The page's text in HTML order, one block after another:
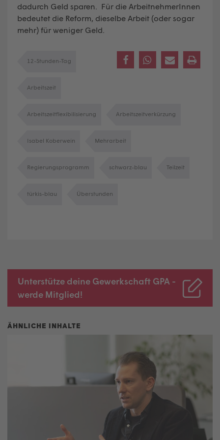
dadurch Geld sparen. Für die ArbeitnehmerInnen
bedeutet die Reform, dieselbe Arbeit (oder sogar
mehr) für weniger Geld.
12-Stunden-Tag
Arbeitszeit
Arbeitszeitflexibilisierung Arbeitszeitverkürzung
Isabel Koberwein Mehrarbeit
Regierungsprogramm schwarz-blau Teilzeit
türkis-blau Überstunden
Unterstütze deine Gewerkschaft GPA -
werde Mitglied!